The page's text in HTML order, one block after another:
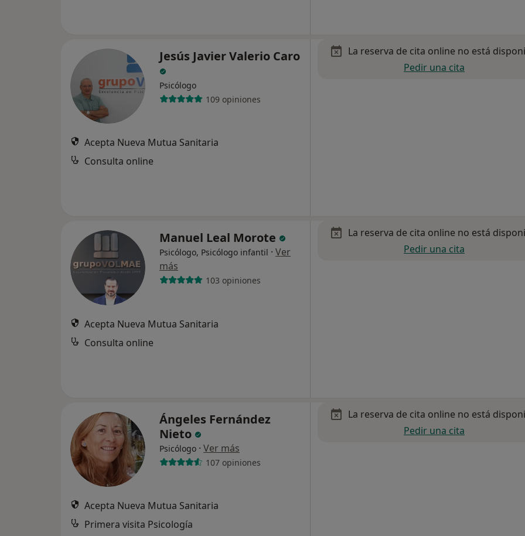
Jesús Javier Valerio Caro
Psicólogo
109 opiniones
Acepta Nueva Mutua Sanitaria
Consulta online
La reserva de cita online no está
Pedir una cita
Manuel Leal Morote
Psicólogo, Psicólogo infantil · Ver
más
103 opiniones
Acepta Nueva Mutua Sanitaria
Consulta online
La reserva de cita online no está
Pedir una cita
Ángeles Fernández
Nieto
Psicólogo · Ver más
107 opiniones
Acepta Nueva Mutua Sanitaria
Primera visita Psicología
La reserva de cita online no está
Pedir una cita